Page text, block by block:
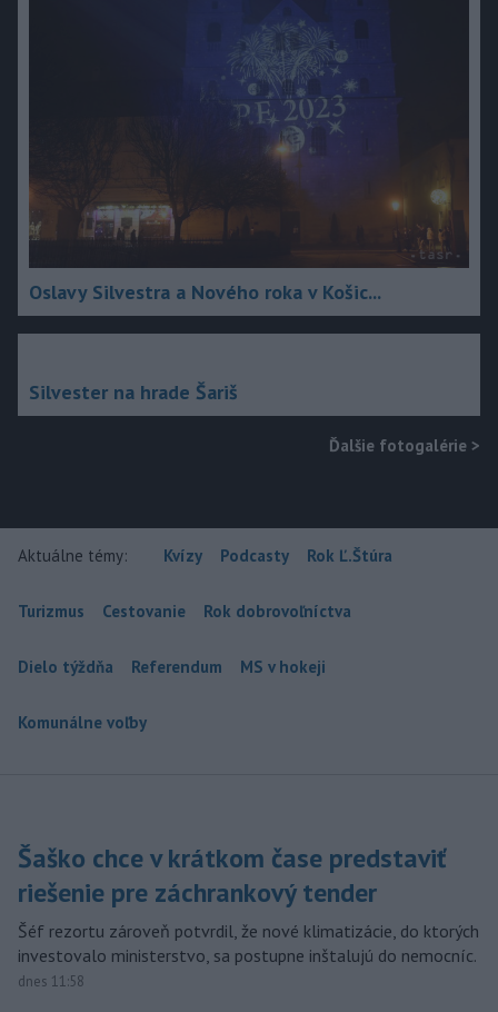
Oslavy Silvestra a Nového roka v Košic...
Silvester na hrade Šariš
Ďalšie fotogalérie >
Aktuálne témy: Kvízy Podcasty Rok Ľ.Štúra
Turizmus Cestovanie Rok dobrovoľníctva
Dielo týždňa Referendum MS v hokeji
Komunálne voľby
Šaško chce v krátkom čase predstaviť
riešenie pre záchrankový tender
Šéf rezortu zároveň potvrdil, že nové klimatizácie, do ktorých
investovalo ministerstvo, sa postupne inštalujú do nemocníc.
dnes 11:58